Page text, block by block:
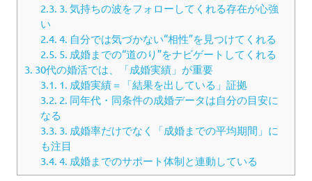
2.3. 3. 気持ちの波をフォローしてくれる存在が心強
い
2.4. 4. 自分では気づかない“相性”を見つけてくれる
2.5. 5. 成婚までの“道のり”をナビゲートしてくれる
3. 30代の婚活では、「成婚実績」が重要
3.1. 1. 成婚実績＝「結果を出している」証拠
3.2. 2. 同年代・同条件の成婚データは自分の目安に
なる
3.3. 3. 成婚率だけでなく「成婚までの平均期間」に
も注目
3.4. 4. 成婚までのサポート体制と連動している